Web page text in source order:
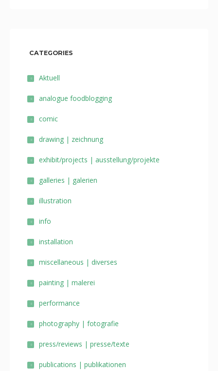
CATEGORIES
Aktuell
analogue foodblogging
comic
drawing | zeichnung
exhibit/projects | ausstellung/projekte
galleries | galerien
illustration
info
installation
miscellaneous | diverses
painting | malerei
performance
photography | fotografie
press/reviews | presse/texte
publications | publikationen